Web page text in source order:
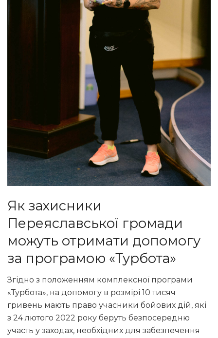
Як захисники
Переяславської громади
можуть отримати допомогу
за програмою «Турбота»
Згідно з положенням комплексної програми
«Турбота», на допомогу в розмірі 10 тисяч
гривень мають право учасники бойових дій, які
з 24 лютого 2022 року беруть безпосередню
участь у заходах, необхідних для забезпечення